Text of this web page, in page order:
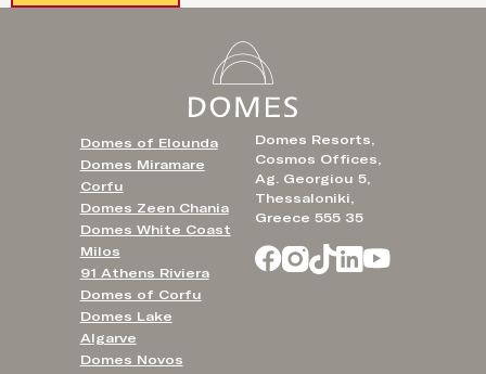
Domes Resorts,
Cosmos Offices,
Ag. Georgiou 5,
Thessaloniki,
Greece 555 35
Domes of Elounda
Domes Miramare
Corfu
Domes Zeen Chania
Domes White Coast
Milos
91 Athens Riviera
Domes of Corfu
Domes Lake
Algarve
Domes Novos